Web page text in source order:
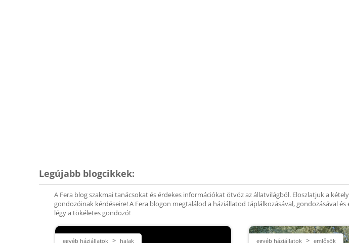
Legújabb blogcikkek:
A Fera blog szakmai tanácsokat és érdekes információkat ötvöz az állatvilágból. Eloszlatjuk a
gondozóinak kérdéseire! A Fera blogon megtalálod a háziállatod táplálkozásával, gondozásával
légy a tökéletes gondozó!
egyéb háziállatok > halak egyéb háziállatok > emlősök